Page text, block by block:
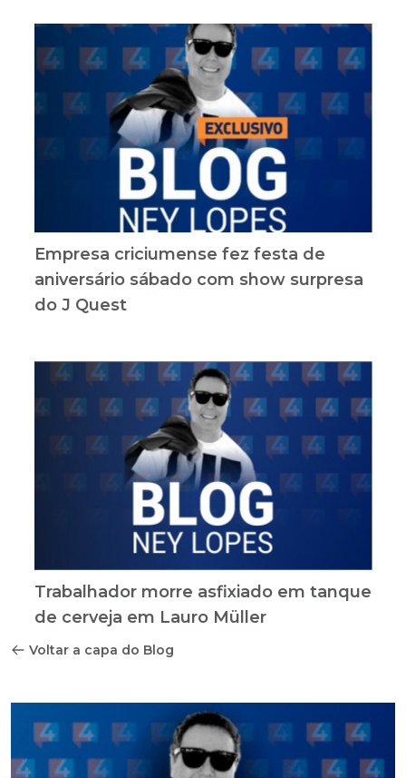
Empresa criciumense fez festa de
aniversário sábado com show surpresa
do J Quest
Trabalhador morre asfixiado em tanque
de cerveja em Lauro Müller
Voltar a capa do Blog